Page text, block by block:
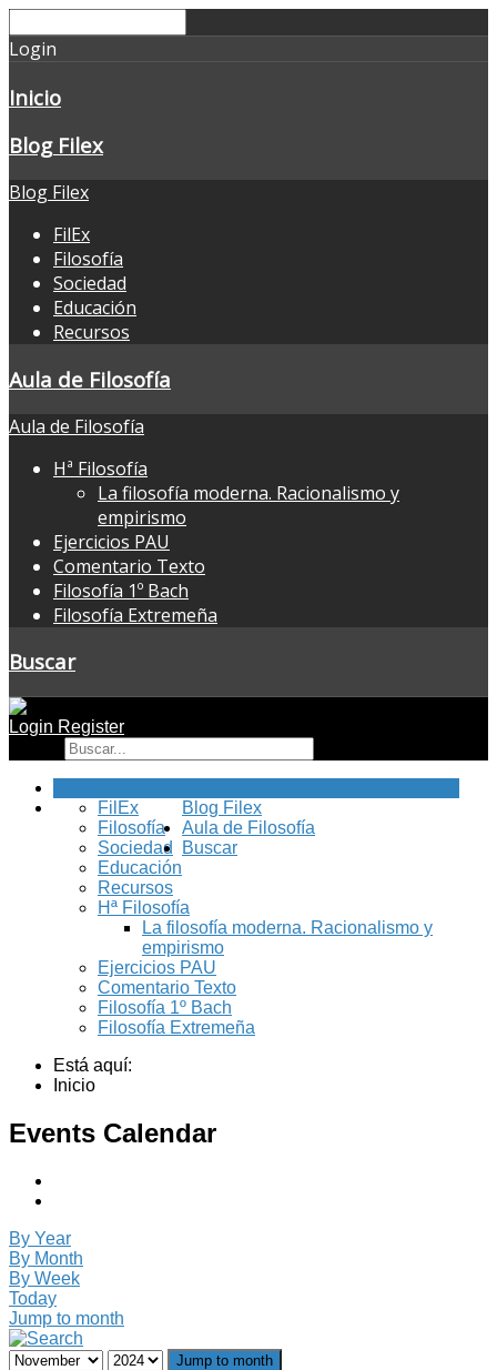
Login
Inicio
Blog Filex
Blog Filex
FilEx
Filosofía
Sociedad
Educación
Recursos
Aula de Filosofía
Aula de Filosofía
Hª Filosofía
La filosofía moderna. Racionalismo y
empirismo
Ejercicios PAU
Comentario Texto
Filosofía 1º Bach
Filosofía Extremeña
Buscar
Login Register
Blog Filex
FilEx
Filosofía
Sociedad
Educación
Recursos
Aula de Filosofía
Hª Filosofía
La filosofía moderna. Racionalismo y
empirismo
Ejercicios PAU
Comentario Texto
Filosofía 1º Bach
Filosofía Extremeña
Buscar
Está aquí:
Inicio
Events Calendar
By Year
By Month
By Week
Today
Jump to month
Jump to month